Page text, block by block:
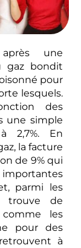
une
gaz bondit
pour
lesquels.
des
une simple
2,7%. En
la facture
de 9% qui
parmi les
trouve de
les
pour des
à